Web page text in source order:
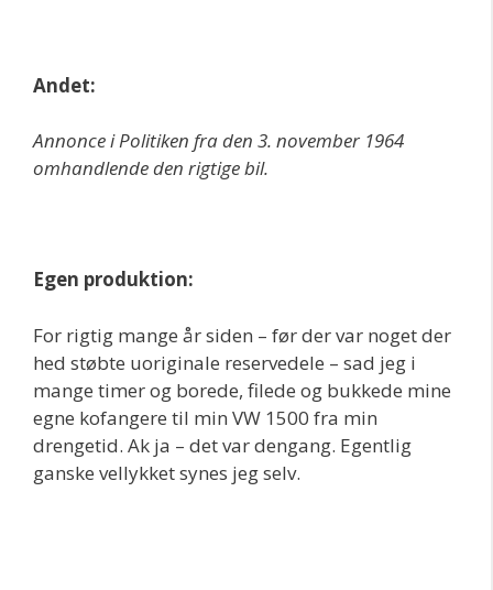
Andet:
Annonce i Politiken fra den 3. november 1964
omhandlende den rigtige bil.
Egen produktion:
For rigtig mange år siden – før der var noget der
hed støbte uoriginale reservedele – sad jeg i
mange timer og borede, filede og bukkede mine
egne kofangere til min VW 1500 fra min
drengetid. Ak ja – det var dengang. Egentlig
ganske vellykket synes jeg selv.